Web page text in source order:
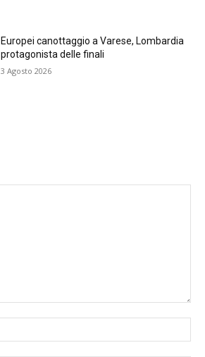
Europei canottaggio a Varese, Lombardia
protagonista delle finali
3 Agosto 2026